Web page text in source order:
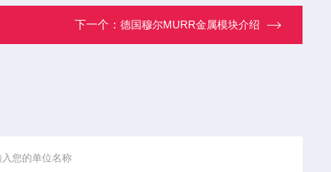
下一个： 德国穆尔MURR金属模块介绍